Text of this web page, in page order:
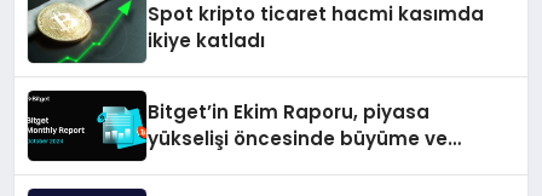
Spot kripto ticaret hacmi kasımda
ikiye katladı
Bitget’in Ekim Raporu, piyasa
yükselişi öncesinde büyüme ve